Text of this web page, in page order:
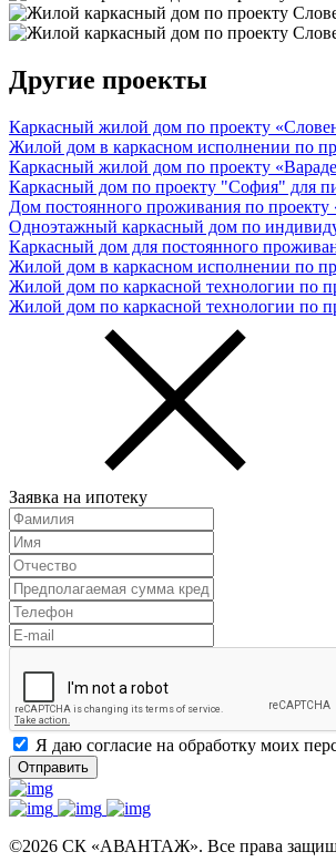
Другие проекты
Каркасный жилой дом по проекту
Жилой дом в каркасном исполнении по
Каркасный жилой дом по проекту
Каркасный дом по проекту "София" для
Дом постоянного проживания по
Одноэтажный каркасный дом по
Каркасный дом для постоянного
Жилой дом в каркасном исполнении по
Жилой дом по каркасной технологии по
Жилой дом по каркасной технологии по
Заявка на ипотеку
Я даю согласие на обработку моих
Отправить
©2026 СК «АВАНТАЖ». Все права